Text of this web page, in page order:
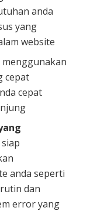
anda
yang
website
menggunakan
cepat
cepat
anda seperti
dan
error yang